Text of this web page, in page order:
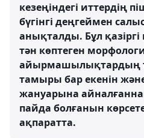
кезеңіндегі иттердің
бүгінгі деңгеймен
анықталды. Бұл
тән көптеген
айырмашылықтардың
тамыры бар екенін
жануарына
пайда болғанын
ақпаратта.